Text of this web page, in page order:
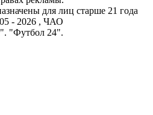
для лиц старше 21 года
- 2026 , ЧАО
"Футбол 24".